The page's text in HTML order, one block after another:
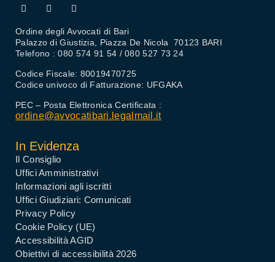
Ordine degli Avvocati di Bari
Palazzo di Giustizia, Piazza De Nicola 70123 BARI
Telefono : 080 574 91 54 / 080 527 73 24
Codice Fiscale: 80019470725
Codice univoco di Fatturazione: UFGAKA
PEC – Posta Elettronica Certificata :
ordine@avvocatibari.legalmail.it
In Evidenza
Il Consiglio
Uffici Amministrativi
Informazioni agli iscritti
Uffici Giudiziari: Comunicati
Privacy Policy
Cookie Policy (UE)
Accessibilità AGID
Obiettivi di accessibilità 2026